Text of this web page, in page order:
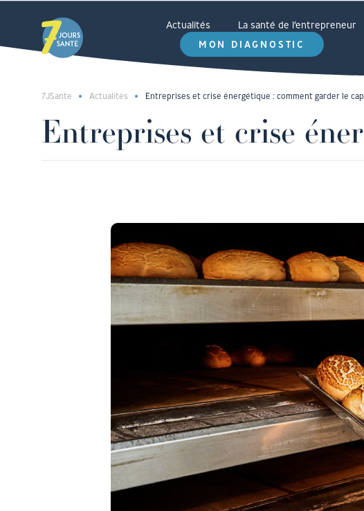
Actualités La santé de l’entrepreneur
MON DIAGNOSTIC
7JSante Actualités Entreprises et crise énergétique : comment garder le cap
Entreprises et crise